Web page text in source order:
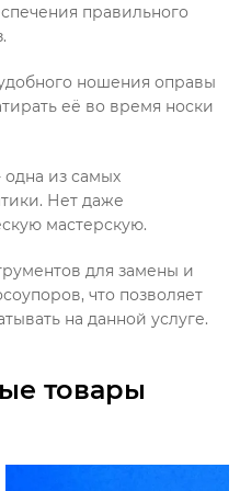
правильного
ношения оправы
её во время носки
одна из самых
Нет даже
мастерскую.
для замены и
что позволяет
на данной услуге.
товары